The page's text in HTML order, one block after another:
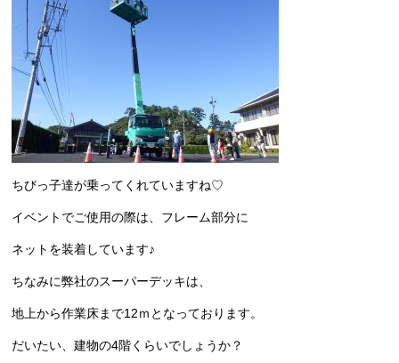
ちびっ子達が乗ってくれていますね♡
イベントでご使用の際は、フレーム部分に
ネットを装着しています♪
ちなみに弊社のスーパーデッキは、
地上から作業床まで12ｍとなっております。
だいたい、建物の4階くらいでしょうか？